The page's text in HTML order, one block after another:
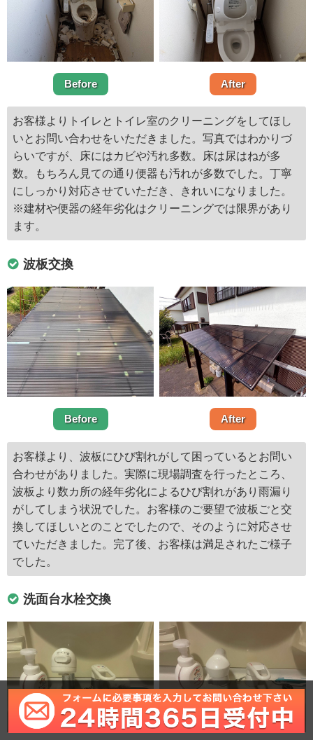
Before After
お客様よりトイレとトイレ室のクリーニングをしてほし
いとお問い合わせをいただきました。写真ではわかりづ
らいですが、床にはカビや汚れ多数。床は尿はねが多
数。もちろん見ての通り便器も汚れが多数でした。丁寧
にしっかり対応させていただき、きれいになりました。
※建材や便器の経年劣化はクリーニングでは限界があり
ます。
波板交換
Before After
お客様より、波板にひび割れがして困っているとお問い
合わせがありました。実際に現場調査を行ったところ、
波板より数カ所の経年劣化によるひび割れがあり雨漏り
がしてしまう状況でした。お客様のご要望で波板ごと交
換してほしいとのことでしたので、そのように対応させ
ていただきました。完了後、お客様は満足されたご様子
でした。
洗面台水栓交換